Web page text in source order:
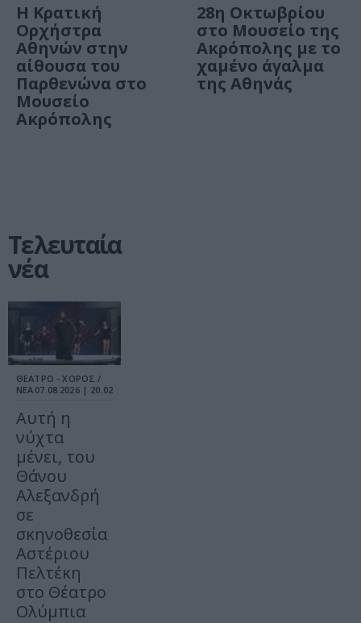
Η Κρατική
Ορχήστρα
Αθηνών στην
αίθουσα του
Παρθενώνα στο
Μουσείο
Ακρόπολης
28η Οκτωβρίου
στο Μουσείο της
Ακρόπολης με το
χαμένο άγαλμα
της Αθηνάς
Τελευταία
νέα
ΘΕΑΤΡΟ - ΧΟΡΟΣ /
ΝΕΑ 07.08.2026 | 20.02
Αυτή η
νύχτα
μένει, του
Θάνου
Αλεξανδρή
σε
σκηνοθεσία
Αστέριου
Πελτέκη
στο Θέατρο
Ολύμπια